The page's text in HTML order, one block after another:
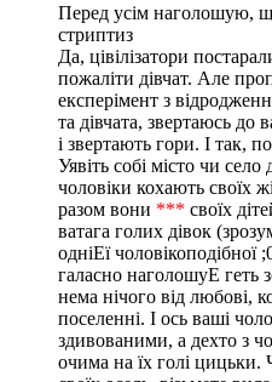
Перед усiм наголошую,
стриптиз
Да, цiвiлiзатори
пожалiти дiвчат. Але
експерiмент з
та дiвчата, звертаюсь до
i звертають гори. I так,
Уявiть собi мiсто чи село
чоловiки кохають своїх
разом вони *** своїх
ватага голих дiвок
однiЕї чоловiкоподiбної
галасно наголошуЕ геть
нема нiчого вiд любовi,
поселеннi. I ось вашi
здивованими, а дехто з
очима на їх голi цицьки.